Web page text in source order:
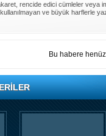
rencide edici cümleler veya
ve büyük harflerle
Bu habere